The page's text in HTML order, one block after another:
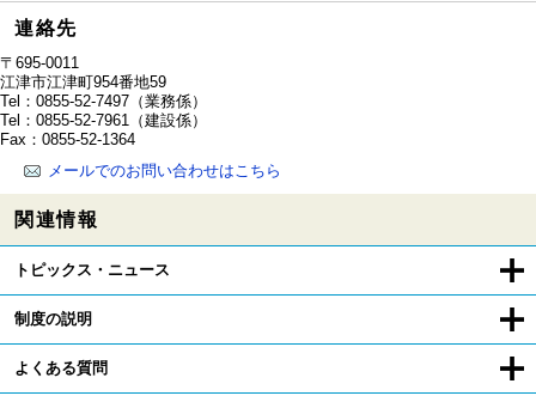
連絡先
〒695-0011
江津市江津町954番地59
Tel：0855-52-7497 （業務係）
Tel：0855-52-7961
（建設係）
Fax：0855-52-1364
メールでのお問い合わせはこちら
関連情報
トピックス・ニュース
制度の説明
よくある質問